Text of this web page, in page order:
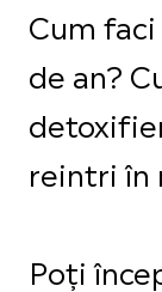
Cum
de an?
reintri în
Poți